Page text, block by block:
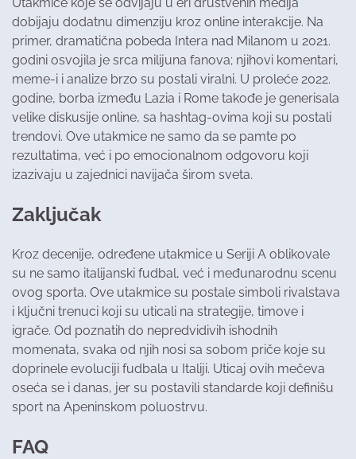
dobijaju dodatnu dimenziju kroz online interakcije. Na
primer, dramatična pobeda Intera nad Milanom u 2021.
godini osvojila je srca milijuna fanova; njihovi komentari,
meme-i i analize brzo su postali viralni. U proleće 2022.
godine, borba između Lazia i Rome takođe je generisala
velike diskusije online, sa hashtag-ovima koji su postali
trendovi. Ove utakmice ne samo da se pamte po
rezultatima, već i po emocionalnom odgovoru koji
izazivaju u zajednici navijača širom sveta.
Zaključak
Kroz decenije, određene utakmice u Seriji A oblikovale
su ne samo italijanski fudbal, već i međunarodnu scenu
ovog sporta. Ove utakmice su postale simboli rivalstava
i ključni trenuci koji su uticali na strategije, timove i
igrače. Od poznatih do nepredvidivih ishodnih
momenata, svaka od njih nosi sa sobom priče koje su
doprinele evoluciji fudbala u Italiji. Uticaj ovih mečeva
oseća se i danas, jer su postavili standarde koji definišu
sport na Apeninskom poluostrvu.
FAQ